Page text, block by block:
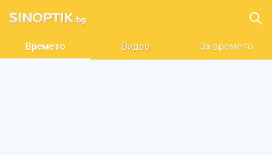
Времето Видео За времето